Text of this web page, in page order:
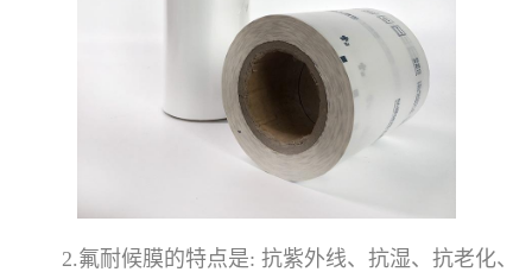
2.氟耐候膜的特点是: 抗紫外线、抗湿、抗老化、